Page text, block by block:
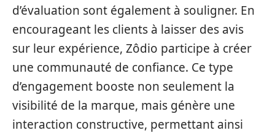
d’évaluation sont également à souligner. En
encourageant les clients à laisser des avis
sur leur expérience, Zôdio participe à créer
une communauté de confiance. Ce type
d’engagement booste non seulement la
visibilité de la marque, mais génère une
interaction constructive, permettant ainsi